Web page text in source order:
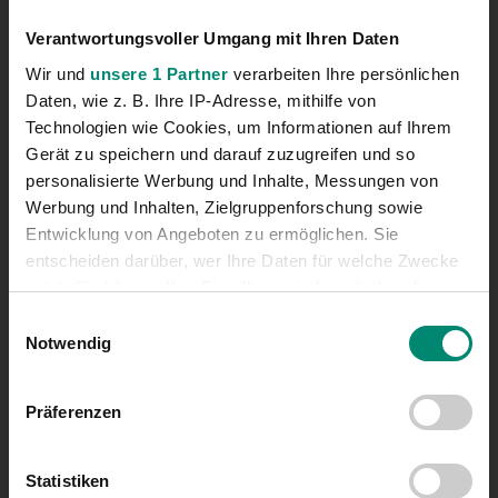
Verantwortungsvoller Umgang mit Ihren Daten
Wir und unsere 1 Partner verarbeiten Ihre persönlichen
Daten, wie z. B. Ihre IP-Adresse, mithilfe von
Technologien wie Cookies, um Informationen auf Ihrem
Gerät zu speichern und darauf zuzugreifen und so
personalisierte Werbung und Inhalte, Messungen von
Werbung und Inhalten, Zielgruppenforschung sowie
Entwicklung von Angeboten zu ermöglichen. Sie
entscheiden darüber, wer Ihre Daten für welche Zwecke
nutzt. Sie können Ihre Einwilligung jederzeit über die
Trigger Symbol ändern oder widerrufen
Erfahren Sie mehr darüber, wie Ihre persönlichen Daten
verarbeitet werden, und legen Sie Ihre Präferenzen im
Notwendig
Präferenzen
Statistiken
Familienstand:
Ledig
Grösse:
182 cm
Wikinger seit:
2026
Position:
Mittelfeld
Sternzeichen:
Löwe
Bisherige Vereine:
Coventry U18
- U21,
Floridsdorfer